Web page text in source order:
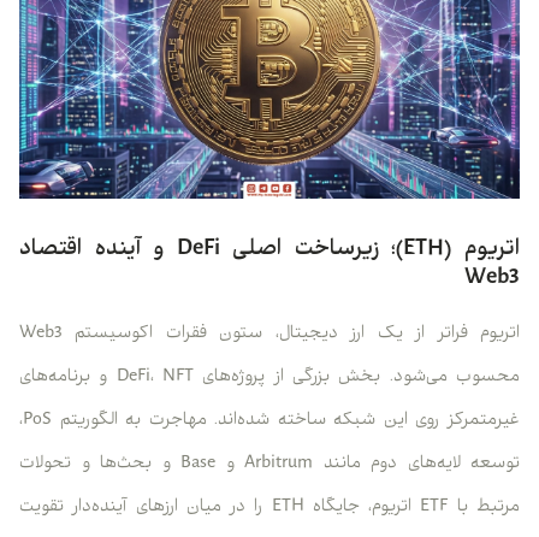
اتریوم (ETH)؛ زیرساخت اصلی DeFi و آینده اقتصاد
Web3
اتریوم فراتر از یک ارز دیجیتال، ستون فقرات اکوسیستم Web3
محسوب می‌شود. بخش بزرگی از پروژه‌های DeFi، NFT و برنامه‌های
غیرمتمرکز روی این شبکه ساخته شده‌اند. مهاجرت به الگوریتم PoS،
توسعه لایه‌های دوم مانند Arbitrum و Base و بحث‌ها و تحولات
مرتبط با ETF اتریوم، جایگاه ETH را در میان ارزهای آینده‌دار تقویت